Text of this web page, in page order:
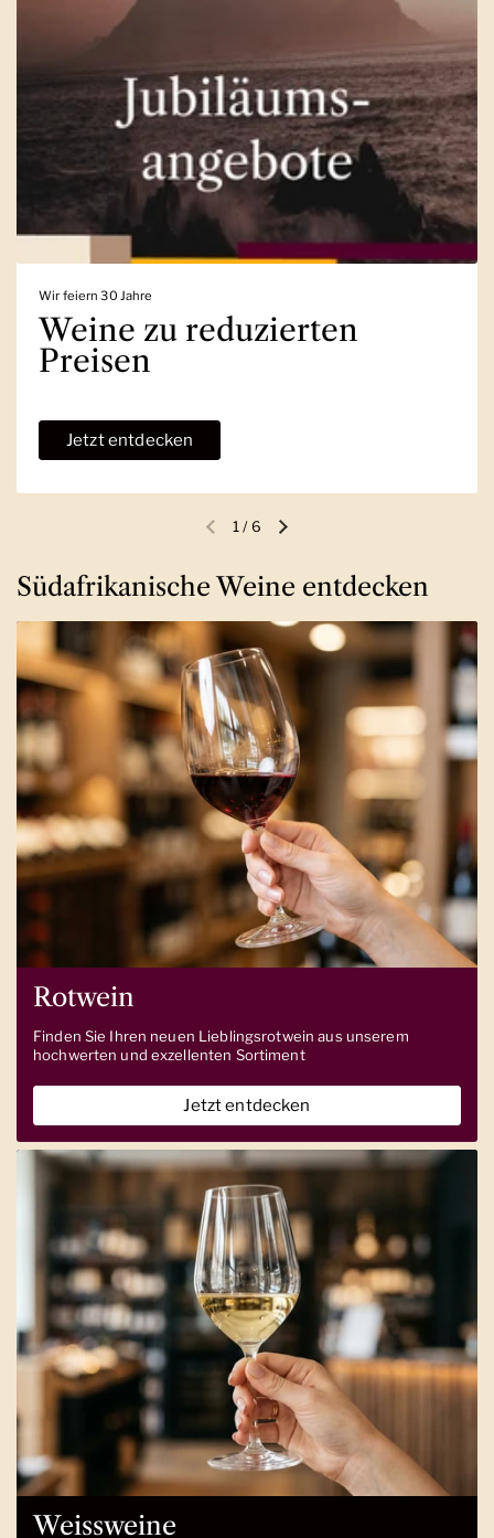
Wir feiern 30 Jahre
Weine zu reduzierten
Preisen
Jetzt entdecken
Vorherige FolieNächste Folie
1 /6
Südafrikanische Weine entdecken
Rotwein
Finden Sie Ihren neuen Lieblingsrotwein aus unserem
hochwerten und exzellenten Sortiment
Jetzt entdecken
Weissweine